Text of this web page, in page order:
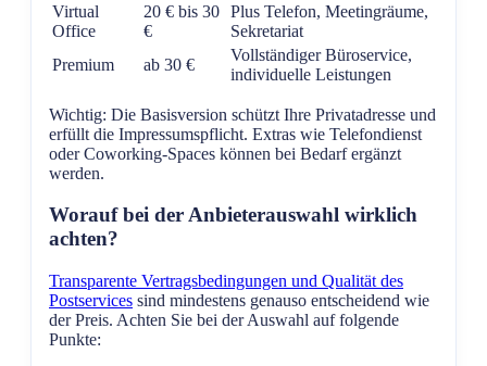
Virtual
Office
20 € bis 30
€
Plus Telefon, Meetingräume,
Sekretariat
Premium
ab 30 €
Vollständiger Büroservice,
individuelle Leistungen
Wichtig: Die Basisversion schützt Ihre Privatadresse und
erfüllt die Impressumspflicht. Extras wie Telefondienst
oder Coworking-Spaces können bei Bedarf ergänzt
werden.
Worauf bei der Anbieterauswahl wirklich
achten?
Transparente Vertragsbedingungen und Qualität des
Postservices sind mindestens genauso entscheidend wie
der Preis. Achten Sie bei der Auswahl auf folgende
Punkte: